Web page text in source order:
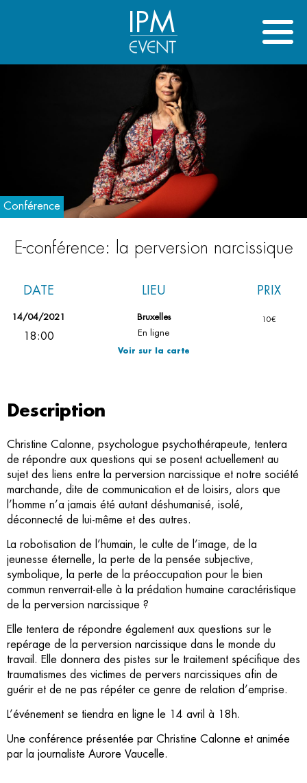
IPM
Conférence
E-conférence: la perversion narcissique
DATE
14/04/2021
18:00
LIEU
Bruxelles
En ligne
Voir sur la carte
PRIX
10€
Description
Christine Calonne, psychologue psychothérapeute, tentera
de répondre aux questions qui se posent actuellement au
sujet des liens entre la perversion narcissique et notre société
marchande, dite de communication et de loisirs, alors que
l’homme n’a jamais été autant déshumanisé, isolé,
déconnecté de lui-même et des autres.
La robotisation de l’humain, le culte de l’image, de la
jeunesse éternelle, la perte de la pensée subjective,
symbolique, la perte de la préoccupation pour le bien
commun renverrait-elle à la prédation humaine caractéristique
de la perversion narcissique ?
Elle tentera de répondre également aux questions sur le
repérage de la perversion narcissique dans le monde du
travail. Elle donnera des pistes sur le traitement spécifique des
traumatismes des victimes de pervers narcissiques afin de
guérir et de ne pas répéter ce genre de relation d’emprise.
L’événement se tiendra en ligne le 14 avril à 18h.
Une conférence présentée par Christine Calonne et animée
par la journaliste Aurore Vaucelle.